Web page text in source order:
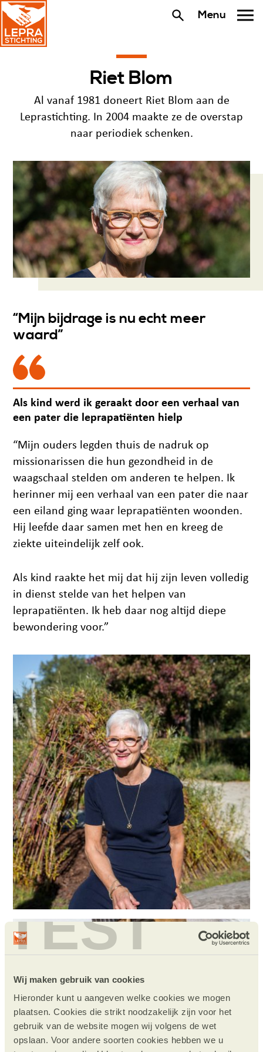
TEST
Wij maken gebruik van cookies
Hieronder kunt u aangeven welke cookies we mogen
plaatsen. Cookies die strikt noodzakelijk zijn voor het
gebruik van de website mogen wij volgens de wet
opslaan. Voor andere soorten cookies hebben we u
Menu
Riet Blom
Al vanaf 1981 doneert Riet Blom aan de
Leprastichting. In 2004 maakte ze de overstap
naar periodiek schenken.
“Mijn bijdrage is nu echt meer
waard”
Als kind werd ik geraakt door een verhaal van
een pater die leprapatiënten hielp
“Mijn ouders legden thuis de nadruk op
missionarissen die hun gezondheid in de
waagschaal stelden om anderen te helpen. Ik
herinner mij een verhaal van een pater die naar
een eiland ging waar leprapatiënten woonden.
Hij leefde daar samen met hen en kreeg de
ziekte uiteindelijk zelf ook.
Als kind raakte het mij dat hij zijn leven volledig
in dienst stelde van het helpen van
leprapatiënten. Ik heb daar nog altijd diepe
bewondering voor.”